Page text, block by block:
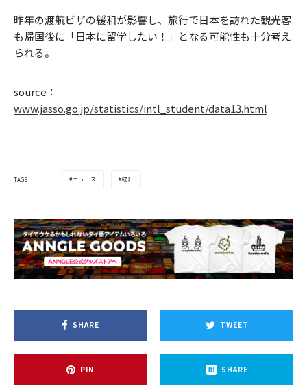
昨年の渡航ビザの緩和が影響し、旅行で日本を訪れた観光客
も帰国後に「日本に留学したい！」となる可能性も十分考え
られる。
source：
www.jasso.go.jp/statistics/intl_student/data13.html
TAGS ニュース 統計
SHARE TWEET
PIN SHARE